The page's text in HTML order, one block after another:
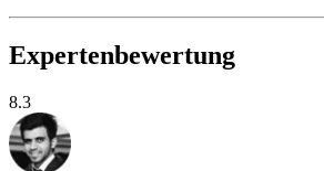
Expertenbewertung
8.3